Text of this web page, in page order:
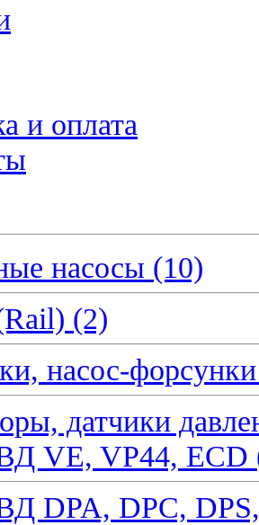
и оплата
насосы (10)
(2)
насос-
датчики
VE, VP44, ECD
DPA, DPC,